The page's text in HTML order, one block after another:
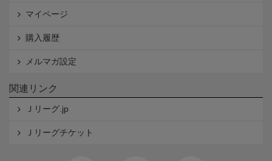
マイページ
購入履歴
メルマガ設定
関連リンク
Ｊリーグ.jp
Ｊリーグチケット